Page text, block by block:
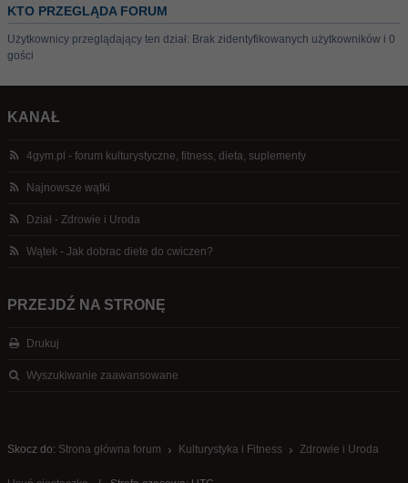
KTO PRZEGLĄDA FORUM
Użytkownicy przeglądający ten dział: Brak zidentyfikowanych użytkowników i 0
gości
KANAŁ
4gym.pl - forum kulturystyczne, fitness, dieta, suplementy
Najnowsze wątki
Dział - Zdrowie i Uroda
Wątek - Jak dobrac diete do cwiczen?
PRZEJDŹ NA STRONĘ
Drukuj
Wyszukiwanie zaawansowane
Skocz do: Strona główna forum Kulturystyka i Fitness Zdrowie i Uroda